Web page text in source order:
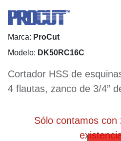
Marca: ProCut
Modelo: DK50RC16C
Cortador HSS de
4 flautas, zanco de 3/4”
Sólo contamos con